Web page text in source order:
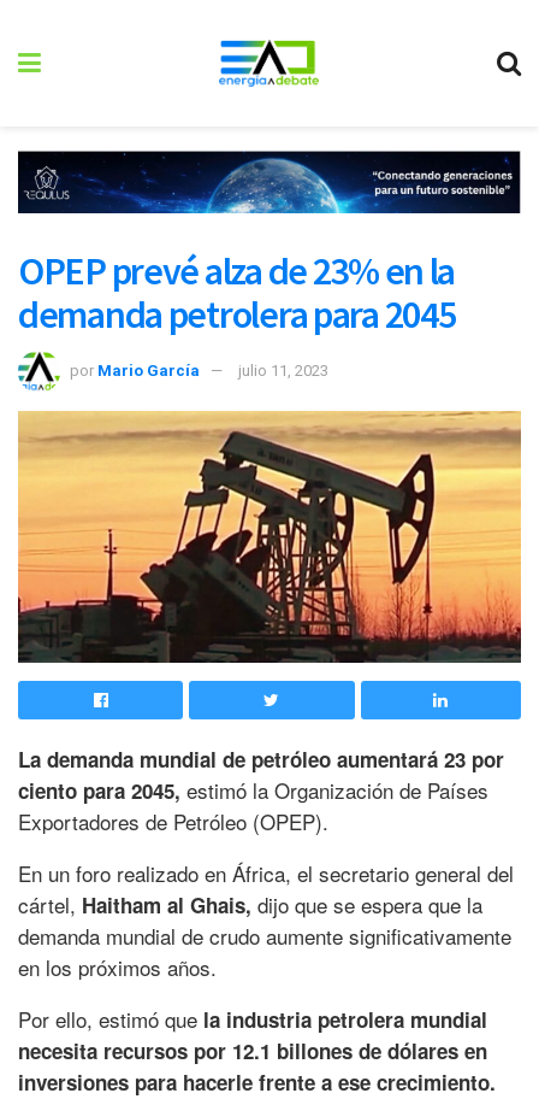
OPEP prevé alza de 23% en la
demanda petrolera para 2045
por Mario García julio 11, 2023
La demanda mundial de petróleo aumentará 23 por
ciento para 2045, estimó la Organización de Países
Exportadores de Petróleo (OPEP).
En un foro realizado en África, el secretario general del
cártel, Haitham al Ghais, dijo que se espera que la
demanda mundial de crudo aumente significativamente
en los próximos años.
Por ello, estimó que la industria petrolera mundial
necesita recursos por 12.1 billones de dólares en
inversiones para hacerle frente a ese crecimiento.